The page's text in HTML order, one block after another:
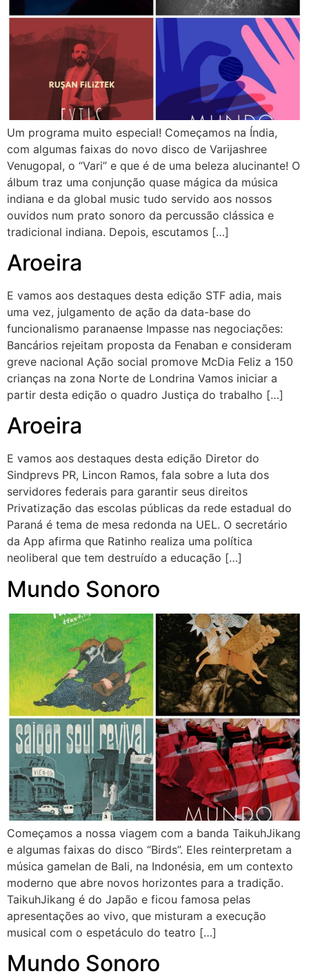
Um programa muito especial! Começamos na Índia,
com algumas faixas do novo disco de Varijashree
Venugopal, o “Vari” e que é de uma beleza alucinante! O
álbum traz uma conjunção quase mágica da música
indiana e da global music tudo servido aos nossos
ouvidos num prato sonoro da percussão clássica e
tradicional indiana. Depois, escutamos […]
Aroeira
E vamos aos destaques desta edição STF adia, mais
uma vez, julgamento de ação da data-base do
funcionalismo paranaense Impasse nas negociações:
Bancários rejeitam proposta da Fenaban e consideram
greve nacional Ação social promove McDia Feliz a 150
crianças na zona Norte de Londrina Vamos iniciar a
partir desta edição o quadro Justiça do trabalho […]
Aroeira
E vamos aos destaques desta edição Diretor do
Sindprevs PR, Lincon Ramos, fala sobre a luta dos
servidores federais para garantir seus direitos
Privatização das escolas públicas da rede estadual do
Paraná é tema de mesa redonda na UEL. O secretário
da App afirma que Ratinho realiza uma política
neoliberal que tem destruído a educação […]
Mundo Sonoro
Começamos a nossa viagem com a banda TaikuhJikang
e algumas faixas do disco “Birds”. Eles reinterpretam a
música gamelan de Bali, na Indonésia, em um contexto
moderno que abre novos horizontes para a tradição.
TaikuhJikang é do Japão e ficou famosa pelas
apresentações ao vivo, que misturam a execução
musical com o espetáculo do teatro […]
Mundo Sonoro